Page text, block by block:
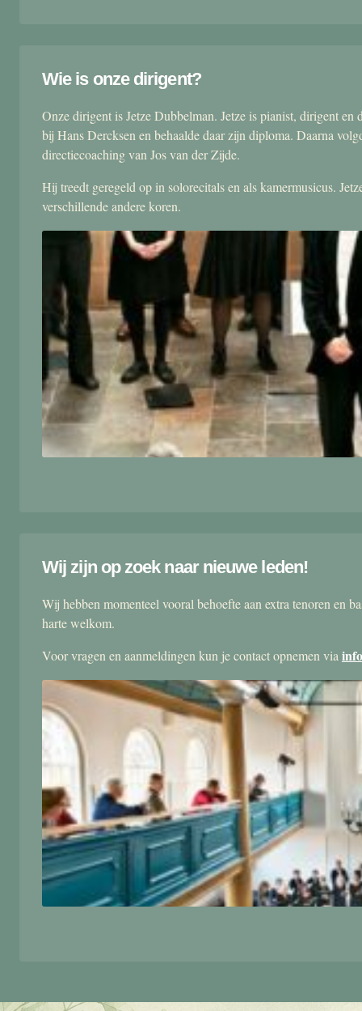
Wie is onze dirigent?
Onze dirigent is Jetze Dubbelman. Jetze is pianist, dirigent
bij Hans Dercksen en behaalde daar zijn diploma. Daarna
directiecoaching van Jos van der Zijde.
Hij treedt geregeld op in solorecitals en als kamermusicus.
verschillende andere koren.
Wij zijn op zoek naar nieuwe leden!
Wij hebben momenteel vooral behoefte aan extra tenoren en
harte welkom.
Voor vragen en aanmeldingen kun je contact opnemen via